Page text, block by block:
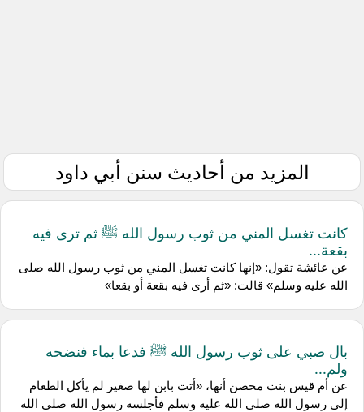
المزيد من أحاديث سنن أبي داود
كانت تغسل المني من ثوب رسول الله ﷺ ثم ترى فيه
بقعة...
عن عائشة تقول: «إنها كانت تغسل المني من ثوب رسول الله صلى
الله عليه وسلم» قالت: «ثم أرى فيه بقعة أو بقعا»
بال صبي على ثوب رسول الله ﷺ فدعا بماء فنضحه
ولم...
عن أم قيس بنت محصن أنها، «أتت بابن لها صغير لم يأكل الطعام
إلى رسول الله صلى الله عليه وسلم فأجلسه رسول الله صلى الله